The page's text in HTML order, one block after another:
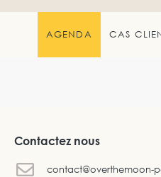
AGENDA CAS
Contactez nous
contact@overthemoon-